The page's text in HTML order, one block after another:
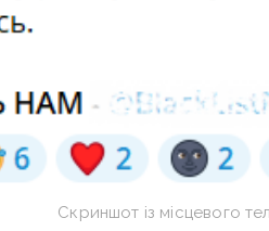
Скриншот із місцевого